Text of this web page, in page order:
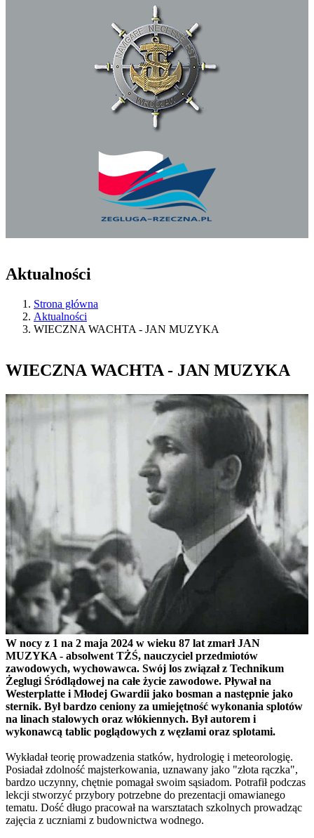
Aktualności
Strona główna
Aktualności
WIECZNA WACHTA - JAN MUZYKA
WIECZNA WACHTA - JAN MUZYKA
W nocy z 1 na 2 maja 2024 w wieku 87 lat zmarł JAN
MUZYKA - absolwent TŻŚ, nauczyciel przedmiotów
zawodowych, wychowawca. Swój los związał z Technikum
Żeglugi Śródlądowej na całe życie zawodowe. Pływał na
Westerplatte i Młodej Gwardii jako bosman a następnie jako
sternik. Był bardzo ceniony za umiejętność wykonania splotów
na linach stalowych oraz włókiennych. Był autorem i
wykonawcą tablic poglądowych z węzłami oraz splotami.
Wykładał teorię prowadzenia statków, hydrologię i meteorologię.
Posiadał zdolność majsterkowania, uznawany jako "złota rączka",
bardzo uczynny, chętnie pomagał swoim sąsiadom. Potrafił podczas
lekcji stworzyć przybory potrzebne do prezentacji omawianego
tematu. Dość długo pracował na warsztatach szkolnych prowadząc
zajęcia z uczniami z budownictwa wodnego.